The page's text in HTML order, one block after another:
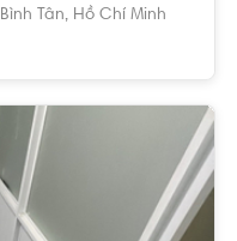
Bình Tân, Hồ Chí Minh